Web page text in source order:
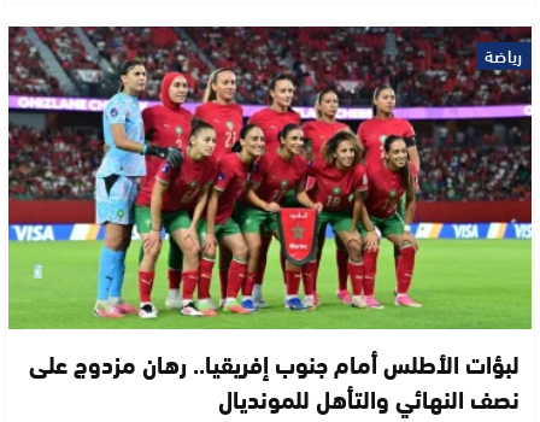
رياضة
لبؤات الأطلس أمام جنوب إفريقيا.. رهان مزدوج على
نصف النهائي والتأهل للمونديال